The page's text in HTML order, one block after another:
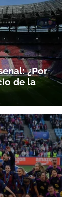
¿Por
de la